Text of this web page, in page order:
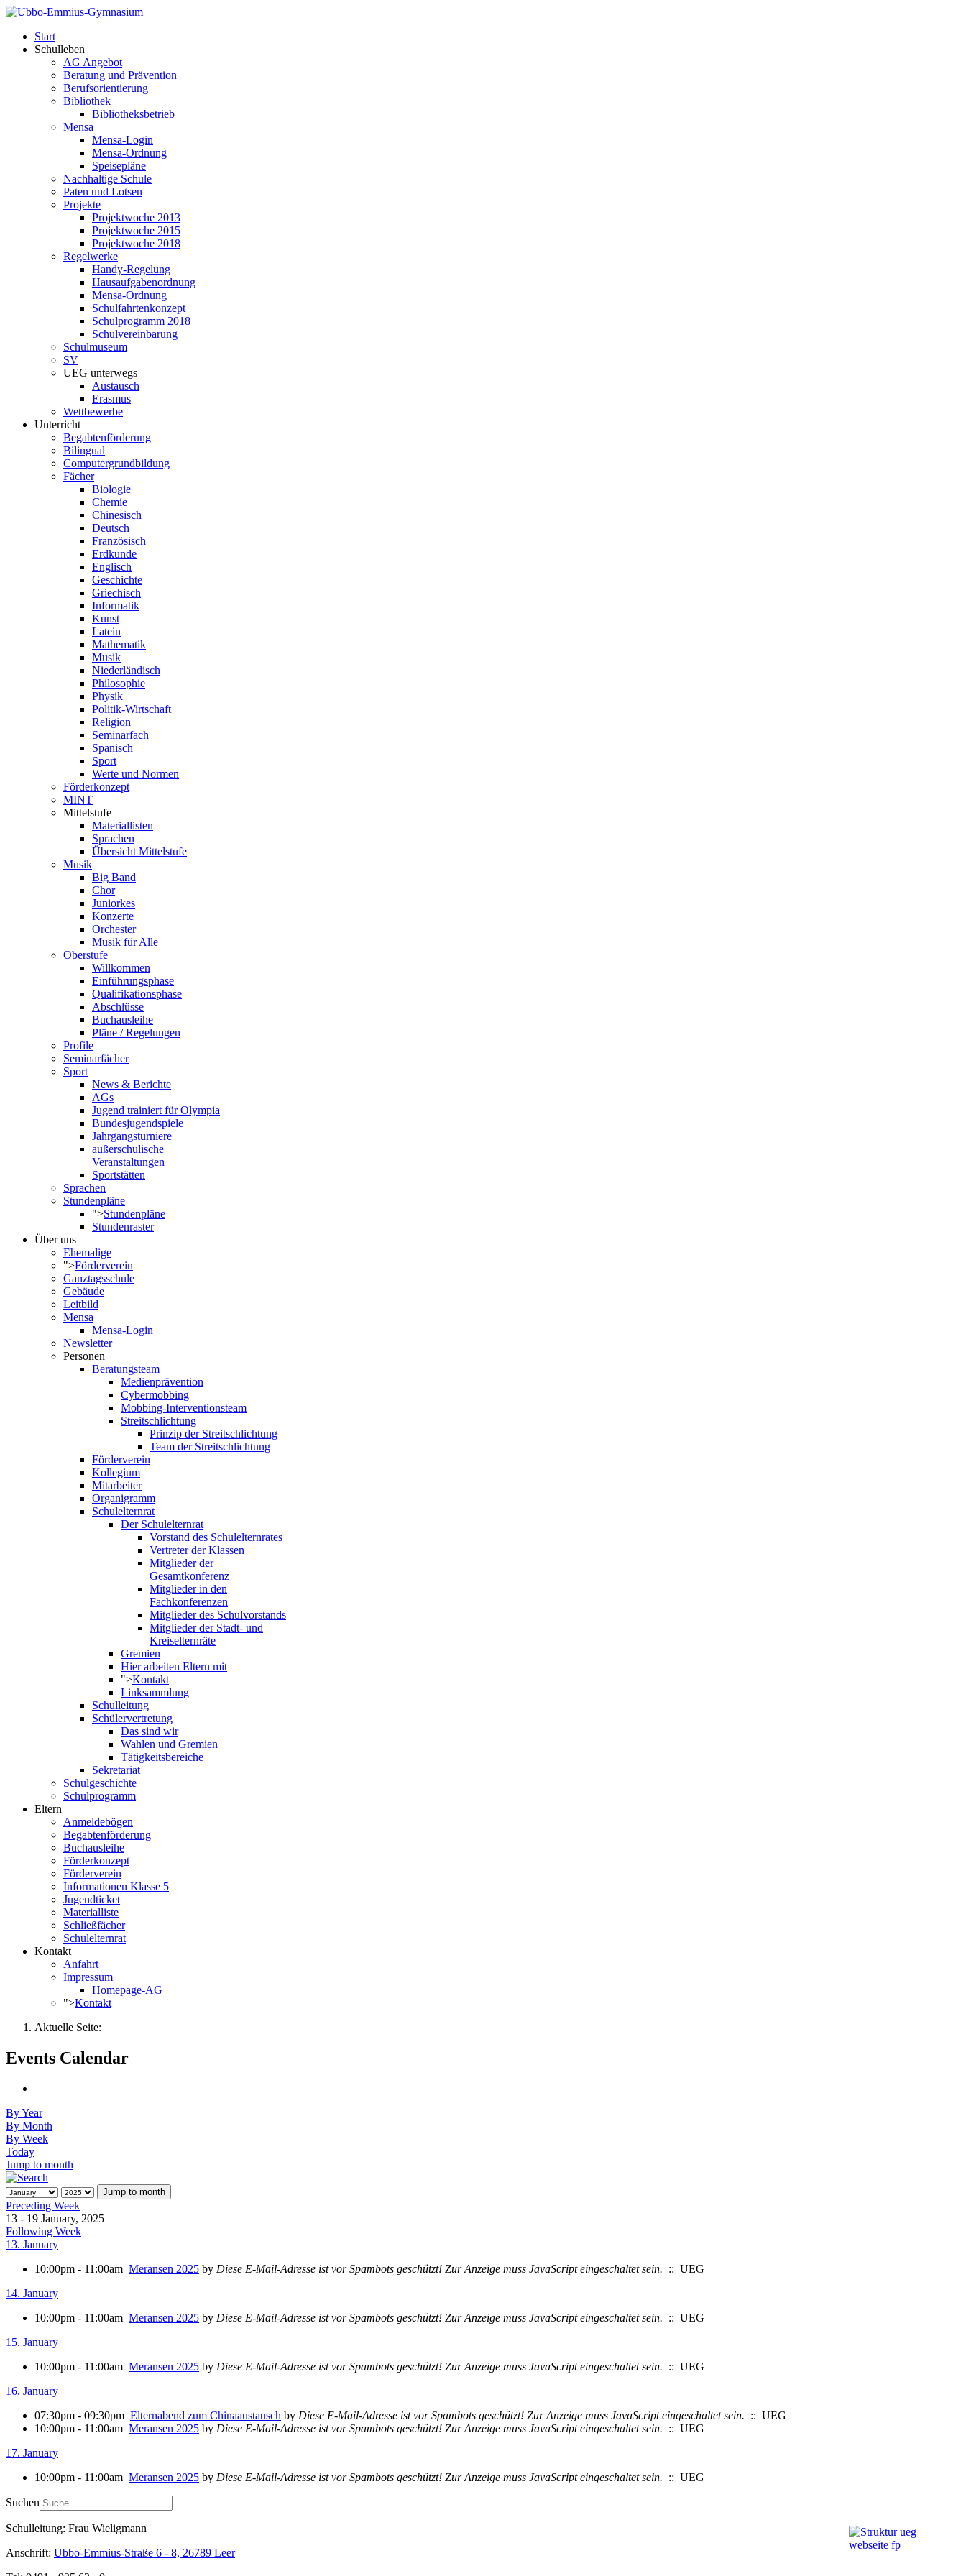
Start
Schulleben
AG Angebot
Beratung und Prävention
Berufsorientierung
Bibliothek
Bibliotheksbetrieb
Mensa
Mensa-Login
Mensa-Ordnung
Speisepläne
Nachhaltige Schule
Paten und Lotsen
Projekte
Projektwoche 2013
Projektwoche 2015
Projektwoche 2018
Regelwerke
Handy-Regelung
Hausaufgabenordnung
Mensa-Ordnung
Schulfahrtenkonzept
Schulprogramm 2018
Schulvereinbarung
Schulmuseum
SV
UEG unterwegs
Austausch
Erasmus
Wettbewerbe
Unterricht
Begabtenförderung
Bilingual
Computergrundbildung
Fächer
Biologie
Chemie
Chinesisch
Deutsch
Französisch
Erdkunde
Englisch
Geschichte
Griechisch
Informatik
Kunst
Latein
Mathematik
Musik
Niederländisch
Philosophie
Physik
Politik-Wirtschaft
Religion
Seminarfach
Spanisch
Sport
Werte und Normen
Förderkonzept
MINT
Mittelstufe
Materiallisten
Sprachen
Übersicht Mittelstufe
Musik
Big Band
Chor
Juniorkes
Konzerte
Orchester
Musik für Alle
Oberstufe
Willkommen
Einführungsphase
Qualifikationsphase
Abschlüsse
Buchausleihe
Pläne / Regelungen
Profile
Seminarfächer
Sport
News & Berichte
AGs
Jugend trainiert für Olympia
Bundesjugendspiele
Jahrgangsturniere
außerschulische
Veranstaltungen
Sportstätten
Sprachen
Stundenpläne
">Stundenpläne
Stundenraster
Über uns
Ehemalige
">Förderverein
Ganztagsschule
Gebäude
Leitbild
Mensa
Mensa-Login
Newsletter
Personen
Beratungsteam
Medienprävention
Cybermobbing
Mobbing-Interventionsteam
Streitschlichtung
Prinzip der Streitschlichtung
Team der Streitschlichtung
Förderverein
Kollegium
Mitarbeiter
Organigramm
Schulelternrat
Der Schulelternrat
Vorstand des Schulelternrates
Vertreter der Klassen
Mitglieder der
Gesamtkonferenz
Mitglieder in den
Fachkonferenzen
Mitglieder des Schulvorstands
Mitglieder der Stadt- und
Kreiselternräte
Gremien
Hier arbeiten Eltern mit
">Kontakt
Linksammlung
Schulleitung
Schülervertretung
Das sind wir
Wahlen und Gremien
Tätigkeitsbereiche
Sekretariat
Schulgeschichte
Schulprogramm
Eltern
Anmeldebögen
Begabtenförderung
Buchausleihe
Förderkonzept
Förderverein
Informationen Klasse 5
Jugendticket
Materialliste
Schließfächer
Schulelternrat
Kontakt
Anfahrt
Impressum
Homepage-AG
">Kontakt
Aktuelle Seite:
Events Calendar
By Year
By Month
By Week
Today
Jump to month
Jump to month
Preceding Week
13 - 19 January, 2025
Following Week
13. January
10:00pm - 11:00am Meransen 2025 by Diese E-Mail-Adresse ist vor Spambots geschützt! Zur Anzeige muss JavaScript eingeschaltet sein. :: UEG
14. January
10:00pm - 11:00am Meransen 2025 by Diese E-Mail-Adresse ist vor Spambots geschützt! Zur Anzeige muss JavaScript eingeschaltet sein. :: UEG
15. January
10:00pm - 11:00am Meransen 2025 by Diese E-Mail-Adresse ist vor Spambots geschützt! Zur Anzeige muss JavaScript eingeschaltet sein. :: UEG
16. January
07:30pm - 09:30pm Elternabend zum Chinaaustausch by Diese E-Mail-Adresse ist vor Spambots geschützt! Zur Anzeige muss JavaScript eingeschaltet sein. :: UEG
10:00pm - 11:00am Meransen 2025 by Diese E-Mail-Adresse ist vor Spambots geschützt! Zur Anzeige muss JavaScript eingeschaltet sein. :: UEG
17. January
10:00pm - 11:00am Meransen 2025 by Diese E-Mail-Adresse ist vor Spambots geschützt! Zur Anzeige muss JavaScript eingeschaltet sein. :: UEG
Suchen
Schulleitung: Frau Wieligmann
Anschrift: Ubbo-Emmius-Straße 6 - 8, 26789 Leer